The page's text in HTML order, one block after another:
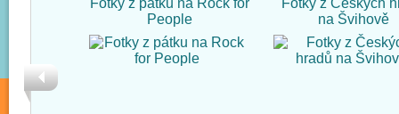
People
na Švihově